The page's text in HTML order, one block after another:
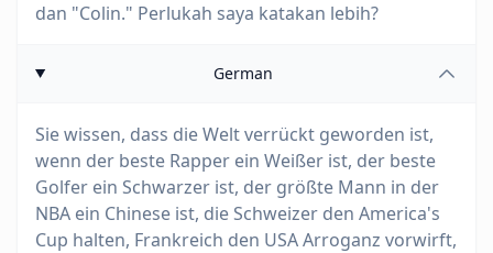
dan "Colin." Perlukah saya katakan lebih?
German
Sie wissen, dass die Welt verrückt geworden ist,
wenn der beste Rapper ein Weißer ist, der beste
Golfer ein Schwarzer ist, der größte Mann in der
NBA ein Chinese ist, die Schweizer den America's
Cup halten, Frankreich den USA Arroganz vorwirft,